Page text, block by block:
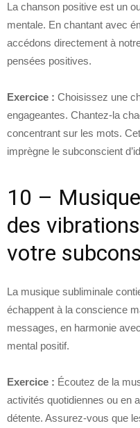
La chanson positive est un
mentale. En chantant avec
accédons directement à
pensées positives.
Exercice : Choisissez une
engageantes. Chantez-la
concentrant sur les mots.
imprègne le subconscient
10 –
des
votre
La musique subliminale
échappent à la conscience
messages, en harmonie
mental positif.
Exercice : Écoutez de la
activités quotidiennes ou en
détente. Assurez-vous que